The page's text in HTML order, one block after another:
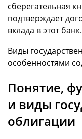
сберегательная
подтверждает
вклада в этот банк.
Виды
особенностями
Понятие,
и виды
облигации